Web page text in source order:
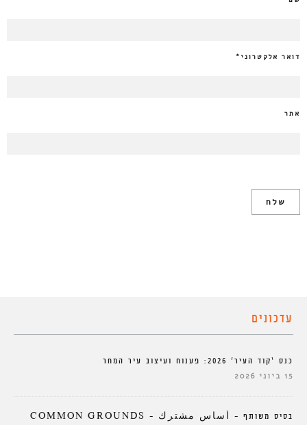
דואר אלקטרוני *
אתר
עדכונים
כנס ‘קוד העיר’ 2026: פענוח ועיצוב עיר המחר
15 ביוני 2026
בסיס משותף – أساس مشترك – COMMON GROUNDS